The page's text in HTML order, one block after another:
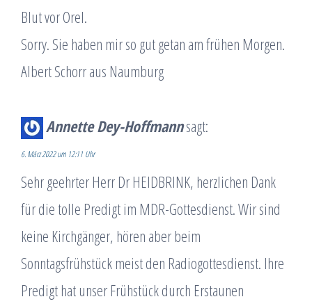
Blut vor Orel.
Sorry. Sie haben mir so gut getan am frühen Morgen.
Albert Schorr aus Naumburg
Annette Dey-Hoffmannsagt:
6. März 2022 um 12:11 Uhr
Sehr geehrter Herr Dr HEIDBRINK, herzlichen Dank
für die tolle Predigt im MDR-Gottesdienst. Wir sind
keine Kirchgänger, hören aber beim
Sonntagsfrühstück meist den Radiogottesdienst. Ihre
Predigt hat unser Frühstück durch Erstaunen